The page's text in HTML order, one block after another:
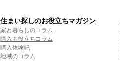
住まい探しのお役立ちマガジン
家と暮らしのコラム
購入お役立ちコラム
購入体験記
地域のコラム